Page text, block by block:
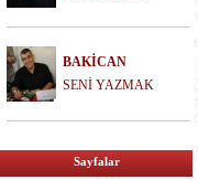
BAKİCAN
SENİ YAZMAK
Sayfalar